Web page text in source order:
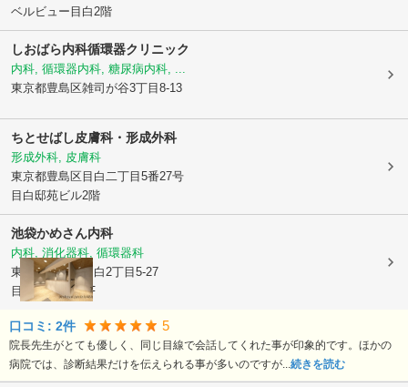
ベルビュー目白2階
しおばら内科循環器クリニック
内科, 循環器内科, 糖尿病内科, ...
東京都豊島区雑司が谷3丁目8-13
ちとせばし皮膚科・形成外科
形成外科, 皮膚科
東京都豊島区目白二丁目5番27号
目白邸苑ビル2階
池袋かめさん内科
内科, 消化器科, 循環器科
東京都豊島区目白2丁目5-27
目白邸苑ビル2F
口コミ: 2件 5
院長先生がとても優しく、同じ目線で会話してくれた事が印象的です。ほかの
病院では、診断結果だけを伝えられる事が多いのですが... 続きを読む